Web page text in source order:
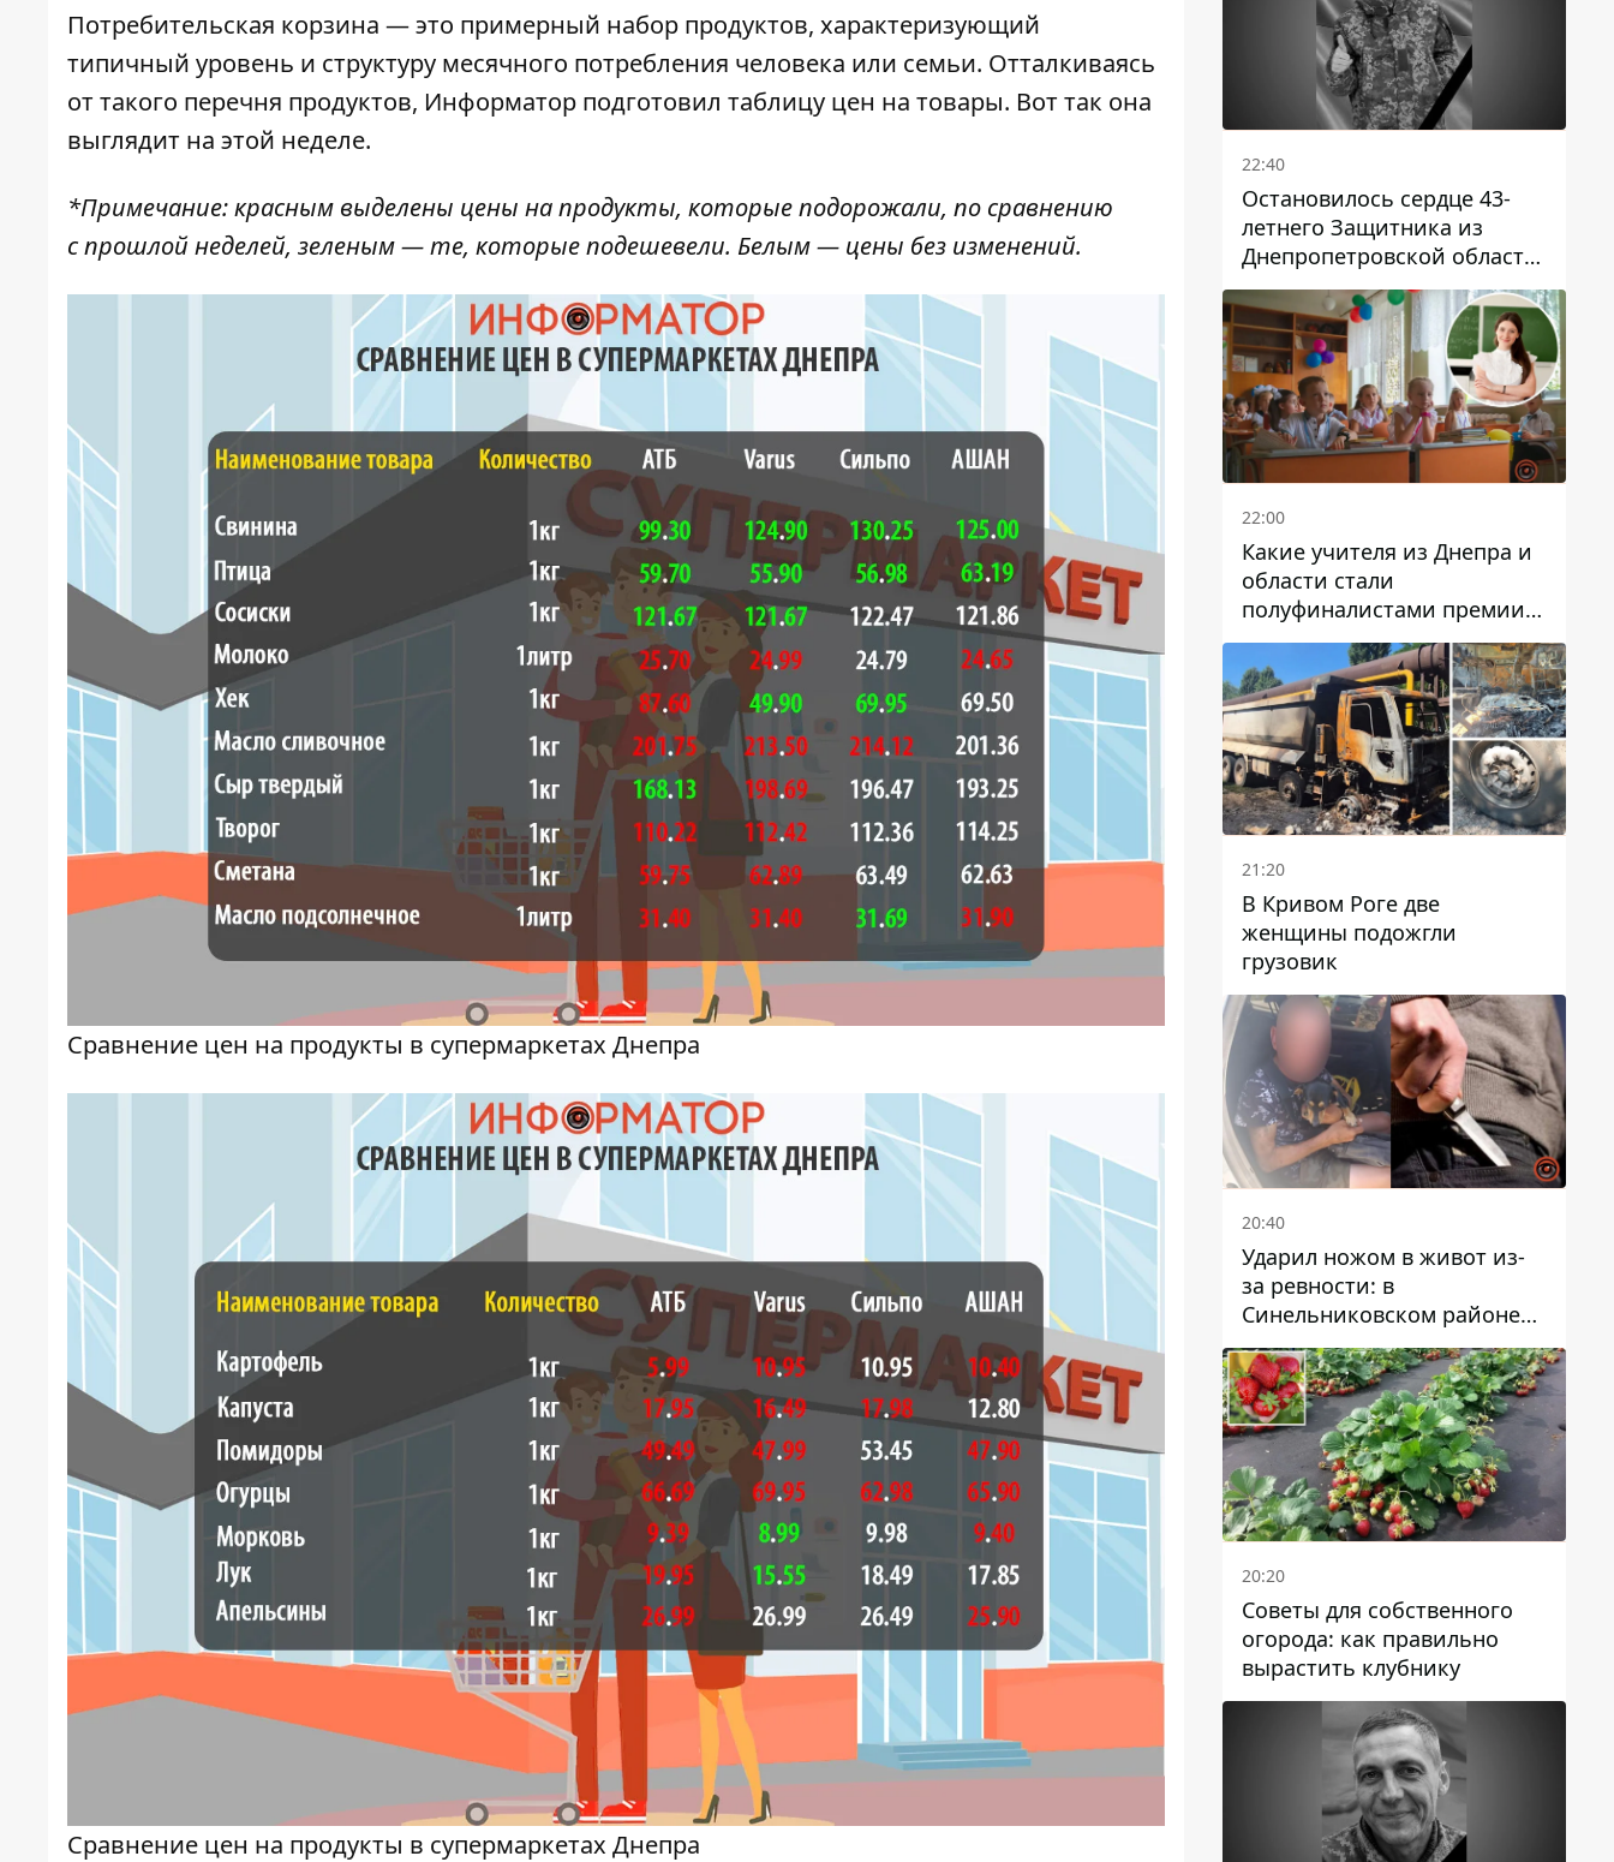
Потребительская корзина — это примерный набор продуктов, характеризующий
типичный уровень и структуру месячного потребления человека или семьи. Отталкиваясь
от такого перечня продуктов, Информатор подготовил таблицу цен на товары. Вот так она
выглядит на этой неделе.
*Примечание: красным выделены цены на продукты, которые подорожали, по сравнению
спрошлой неделей, зеленым — те, которые подешевели. Белым — цены без изменений.
Сравнение цен на продукты в супермаркетах Днепра
Сравнение цен на продукты в супермаркетах Днепра
22:40
Остановилось сердце 43-
летнего Защитника из
Днепропетровской области
Евгения Зинченко
22:00
Какие учителя из Днепра и
области стали
полуфиналистами премии
Global Teacher Prize Ukraine
2026
21:20
В Кривом Роге две
женщины подожгли
грузовик
20:40
Ударил ножом в живот из-
за ревности: в
Синельниковском районе
задержали 49-летнего
мужчину за убийство
20:20
Советы для собственного
огорода: как правильно
вырастить клубнику